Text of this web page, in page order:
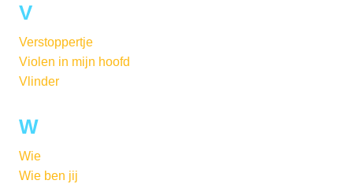
V
Verstoppertje
Violen in mijn hoofd
Vlinder
W
Wie
Wie ben jij